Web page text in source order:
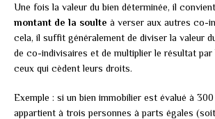
Une fois la valeur du bien déterminée, il
montant de la soulte à verser aux autres co-
cela, il suffit généralement de diviser la valeur
de co-indivisaires et de multiplier le résultat par
ceux qui cèdent leurs droits.
Exemple : si un bien immobilier est évalué à
appartient à trois personnes à parts égales